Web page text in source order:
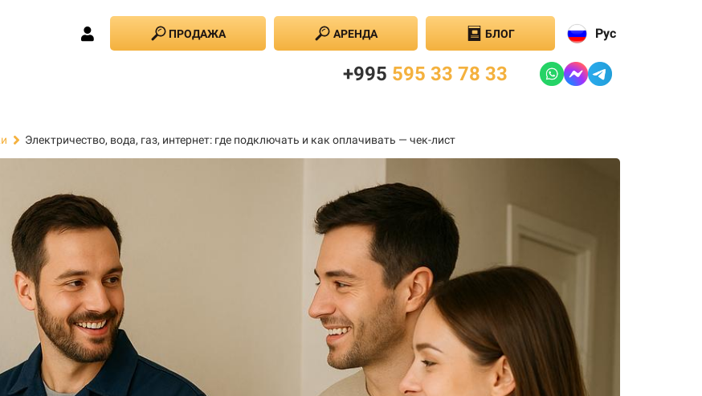
ПРОДАЖА АРЕНДА БЛОГ Рус
+995 595 33 78 33
Электричество, вода, газ, интернет: где подключать и как оплачивать — чек-лист